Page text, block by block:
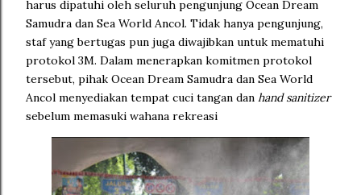
harus dipatuhi oleh seluruh pengunjung Ocean Dream
Samudra dan Sea World Ancol. Tidak hanya pengunjung,
staf yang bertugas pun juga diwajibkan untuk mematuhi
protokol 3M. Dalam menerapkan komitmen protokol
tersebut, pihak Ocean Dream Samudra dan Sea World
Ancol menyediakan tempat cuci tangan dan hand sanitizer
sebelum memasuki wahana rekreasi